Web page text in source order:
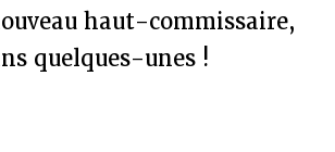
haut-commissaire,
quelques-unes !